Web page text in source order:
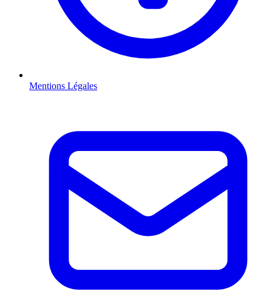
Mentions Légales